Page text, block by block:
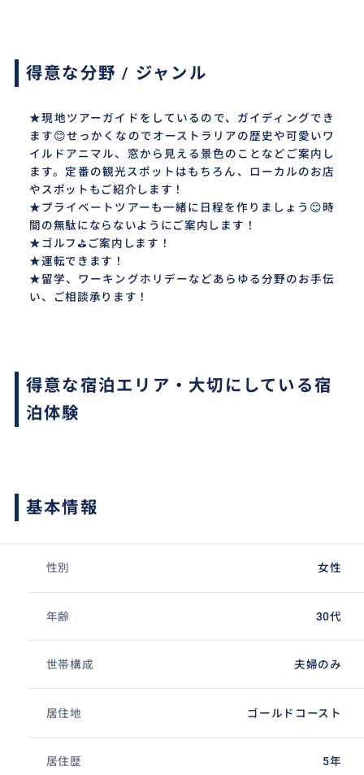
得意な分野 / ジャンル
★現地ツアーガイドをしているので、ガイディングでき
ます😊せっかくなのでオーストラリアの歴史や可愛いワ
イルドアニマル、窓から見える景色のことなどご案内し
ます。定番の観光スポットはもちろん、ローカルのお店
やスポットもご紹介します！
★プライベートツアーも一緒に日程を作りましょう😊時
間の無駄にならないようにご案内します！
★ゴルフ⛳️ご案内します！
★運転できます！
★留学、ワーキングホリデーなどあらゆる分野のお手伝
い、ご相談承ります！
得意な宿泊エリア・大切にしている宿
泊体験
基本情報
性別 女性
年齢 30代
世帯構成 夫婦のみ
居住地 ゴールドコースト
居住歴 5年